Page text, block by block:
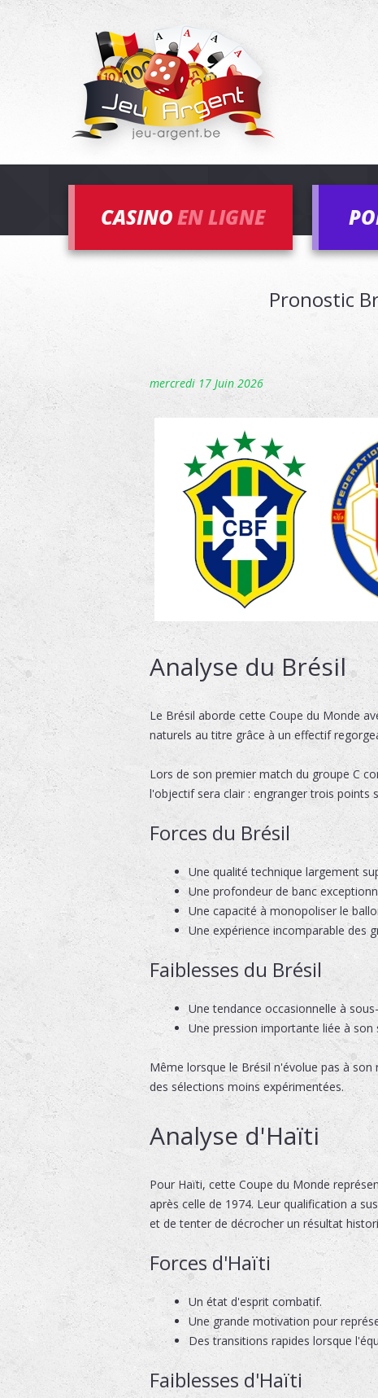
CASINOEN LIGNE
Pronostic
mercredi 17 Juin 2026
Analyse du Brésil
Le Brésil aborde cette Coupe du Monde
naturels au titre grâce à un effectif
Lors de son premier match du groupe C
l'objectif sera clair : engranger trois points
Forces du Brésil
Une qualité technique largement
Une profondeur de banc
Une capacité à monopoliser le
Une expérience incomparable des
Faiblesses du Brésil
Une tendance occasionnelle à
Une pression importante liée à son
Même lorsque le Brésil n'évolue pas à
des sélections moins expérimentées.
Analyse d'Haïti
Pour Haïti, cette Coupe du Monde
après celle de 1974. Leur qualification a
et de tenter de décrocher un résultat
Forces d'Haïti
Un état d'esprit combatif.
Une grande motivation pour
Des transitions rapides lorsque
Faiblesses d'Haïti